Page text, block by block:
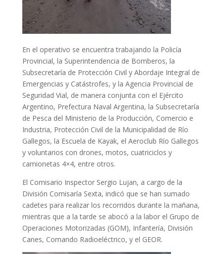
En el operativo se encuentra trabajando la Policía
Provincial, la Superintendencia de Bomberos, la
Subsecretaría de Protección Civil y Abordaje Integral de
Emergencias y Catástrofes, y la Agencia Provincial de
Seguridad Vial, de manera conjunta con el Ejército
Argentino, Prefectura Naval Argentina, la Subsecretaría
de Pesca del Ministerio de la Producción, Comercio e
Industria, Protección Civil de la Municipalidad de Río
Gallegos, la Escuela de Kayak, el Aeroclub Río Gallegos
y voluntarios con drones, motos, cuatriciclos y
camionetas 4×4, entre otros.
El Comisario Inspector Sergio Lujan, a cargo de la
División Comisaría Sexta, indicó que se han sumado
cadetes para realizar los recorridos durante la mañana,
mientras que a la tarde se abocó a la labor el Grupo de
Operaciones Motorizadas (GOM), Infantería, División
Canes, Comando Radioeléctrico, y el GEOR.